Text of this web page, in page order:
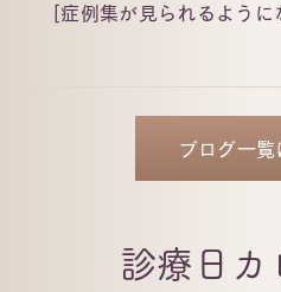
[症例集が見られるように
ブログ一覧
診療日カ